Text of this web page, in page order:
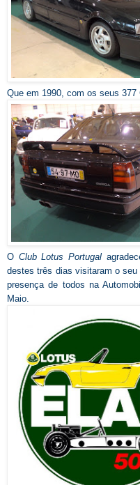
Que em 1990, com os seus 377
O Club Lotus Portugal
destes três dias visitaram o
presença de todos na
Maio.